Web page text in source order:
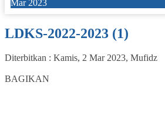
Mar 2023
LDKS-2022-2023 (1)
Diterbitkan : Kamis, 2 Mar 2023, Mufidz
BAGIKAN